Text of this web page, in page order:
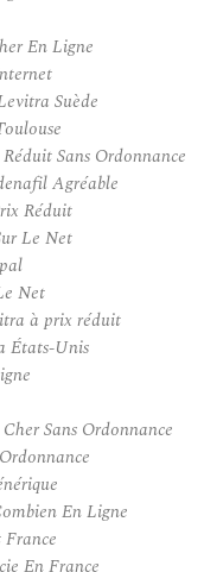
En Ligne
Suède
Sans Ordonnance
Agréable
Réduit
Le Net
Net
à prix réduit
États-Unis
Sans Ordonnance
En Ligne